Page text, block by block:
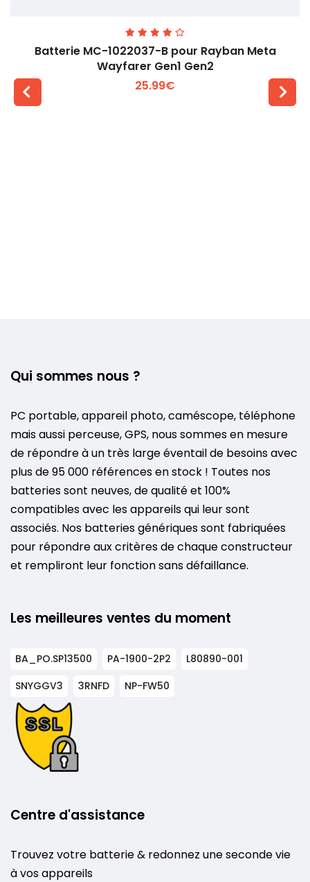
Batterie MC-1022037-B pour Rayban Meta
Wayfarer Gen1 Gen2
25.99€
Qui sommes nous ?
PC portable, appareil photo, caméscope, téléphone
mais aussi perceuse, GPS, nous sommes en mesure
de répondre à un très large éventail de besoins avec
plus de 95 000 références en stock ! Toutes nos
batteries sont neuves, de qualité et 100%
compatibles avec les appareils qui leur sont
associés. Nos batteries génériques sont fabriquées
pour répondre aux critères de chaque constructeur
et rempliront leur fonction sans défaillance.
Les meilleures ventes du moment
BA_PO.SP13500 PA-1900-2P2
L80890-001
SNYGGV3
3RNFD NP-FW50
Centre d'assistance
Trouvez votre batterie & redonnez une seconde vie
à vos appareils